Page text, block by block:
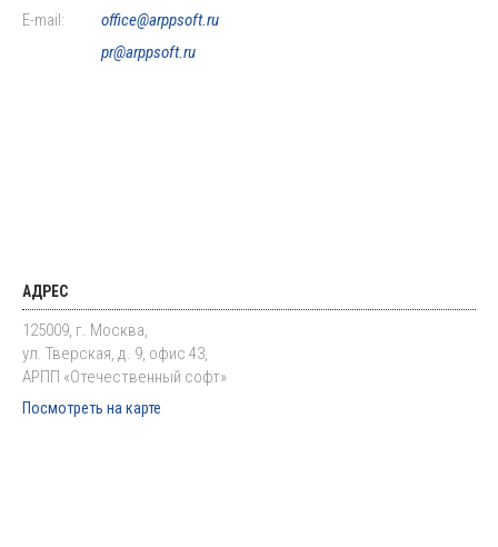
E-mail:
office@arppsoft.ru
pr@arppsoft.ru
АДРЕС
125009, г. Москва,
ул. Тверская, д. 9, офис 43,
АРПП «Отечественный софт»
Посмотреть на карте